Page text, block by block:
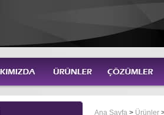
Ana Sayfa > Ürünler